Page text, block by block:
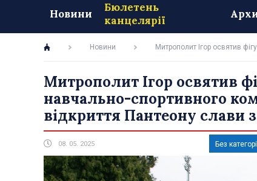
Новини
Бюлетень
канцелярії
Новини Митрополит Ігор освятив
Митрополит Ігор освятив
навчально-спортивного
відкриття Пантеону слави
08. 05. 2025 Без